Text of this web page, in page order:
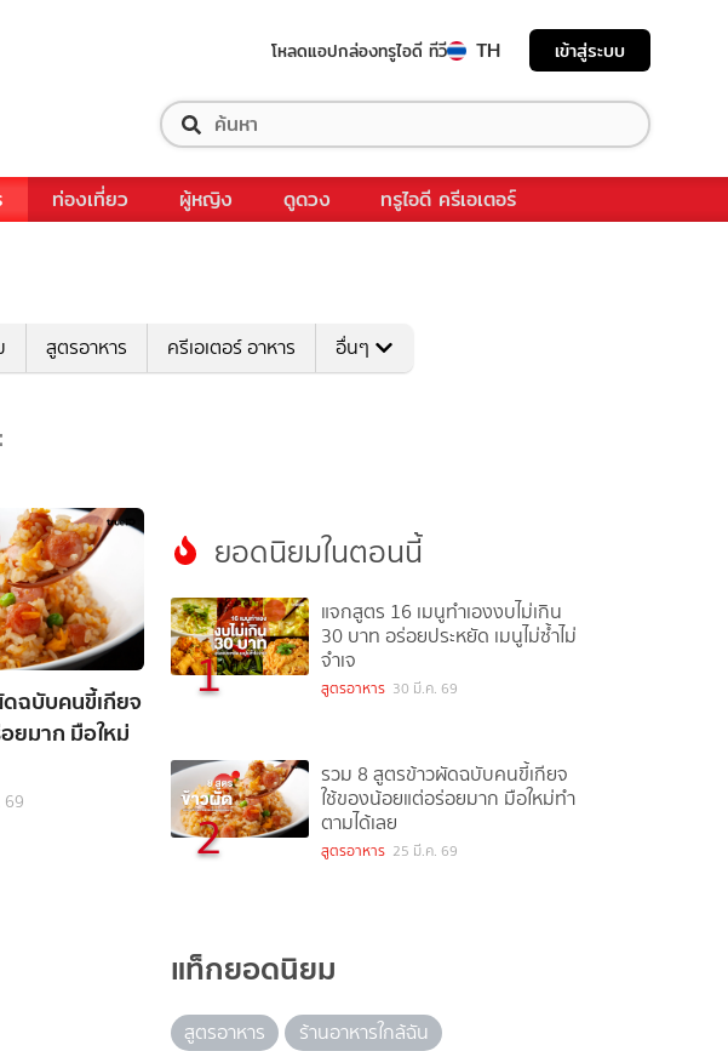
โหลดแอปกล่องทรูไอดี ทีวี TH เข้าสู่ระบบ
ท่องเที่ยว ผู้หญิง ดูดวง ทรูไอดี ครีเอเตอร์
สูตรอาหาร ครีเอเตอร์ อาหาร อื่นๆ
ฉบับคนขี้เกียจ
ยมาก มือใหม่
69
ยอดนิยมในตอนนี้
1
แจกสูตร 16 เมนูทำเองงบไม่เกิน
30 บาท อร่อยประหยัด เมนูไม่ซ้ำไม่
จำเจ
สูตรอาหาร 30 มี.ค. 69
2
รวม 8 สูตรข้าวผัดฉบับคนขี้เกียจ
ใช้ของน้อยแต่อร่อยมาก มือใหม่ทำ
ตามได้เลย
สูตรอาหาร 25 มี.ค. 69
แท็กยอดนิยม
สูตรอาหาร
ร้านอาหารใกล้ฉัน